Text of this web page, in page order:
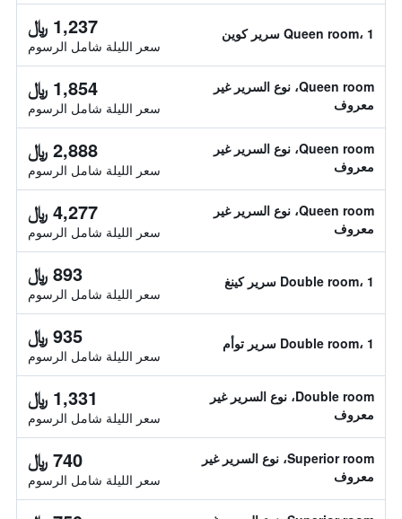
Queen room، 1 سرير كوين 1,237 ﷼
سعر الليلة شامل الرسوم
Queen room، نوع السرير غير
معروف
1,854 ﷼
سعر الليلة شامل الرسوم
Queen room، نوع السرير غير
معروف
2,888 ﷼
سعر الليلة شامل الرسوم
Queen room، نوع السرير غير
معروف
4,277 ﷼
سعر الليلة شامل الرسوم
Double room، 1 سرير كينغ 893 ﷼
سعر الليلة شامل الرسوم
Double room، 1 سرير توأم 935 ﷼
سعر الليلة شامل الرسوم
Double room، نوع السرير غير
معروف
1,331 ﷼
سعر الليلة شامل الرسوم
Superior room، نوع السرير غير
معروف
740 ﷼
سعر الليلة شامل الرسوم